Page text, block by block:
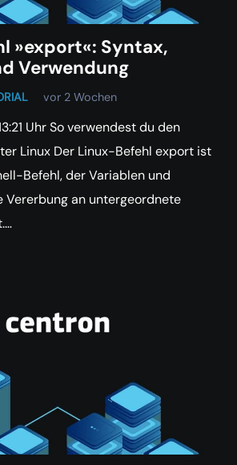
»export«: Syntax,
Verwendung
vor 2 Wochen
Uhr So verwendest du den
Linux Der Linux-Befehl export ist
Befehl, der Variablen und
Vererbung an untergeordnete